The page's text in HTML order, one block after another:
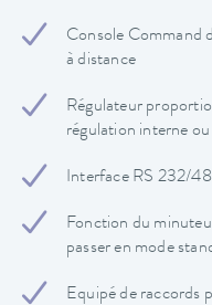
Console Command
à distance
Régulateur
régulation interne
Interface RS 232/
Fonction du
passer en mode
Equipé de raccords